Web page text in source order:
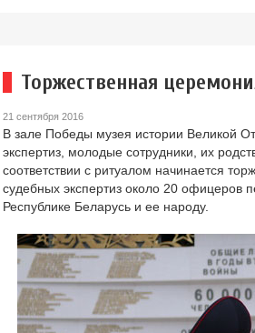
Торжественная
21 сентября 2016
В зале Победы музея истории Великой
экспертиз, молодые сотрудники, их
соответствии с ритуалом начинается
судебных экспертиз около 20 офицеров
Республике Беларусь и ее народу.